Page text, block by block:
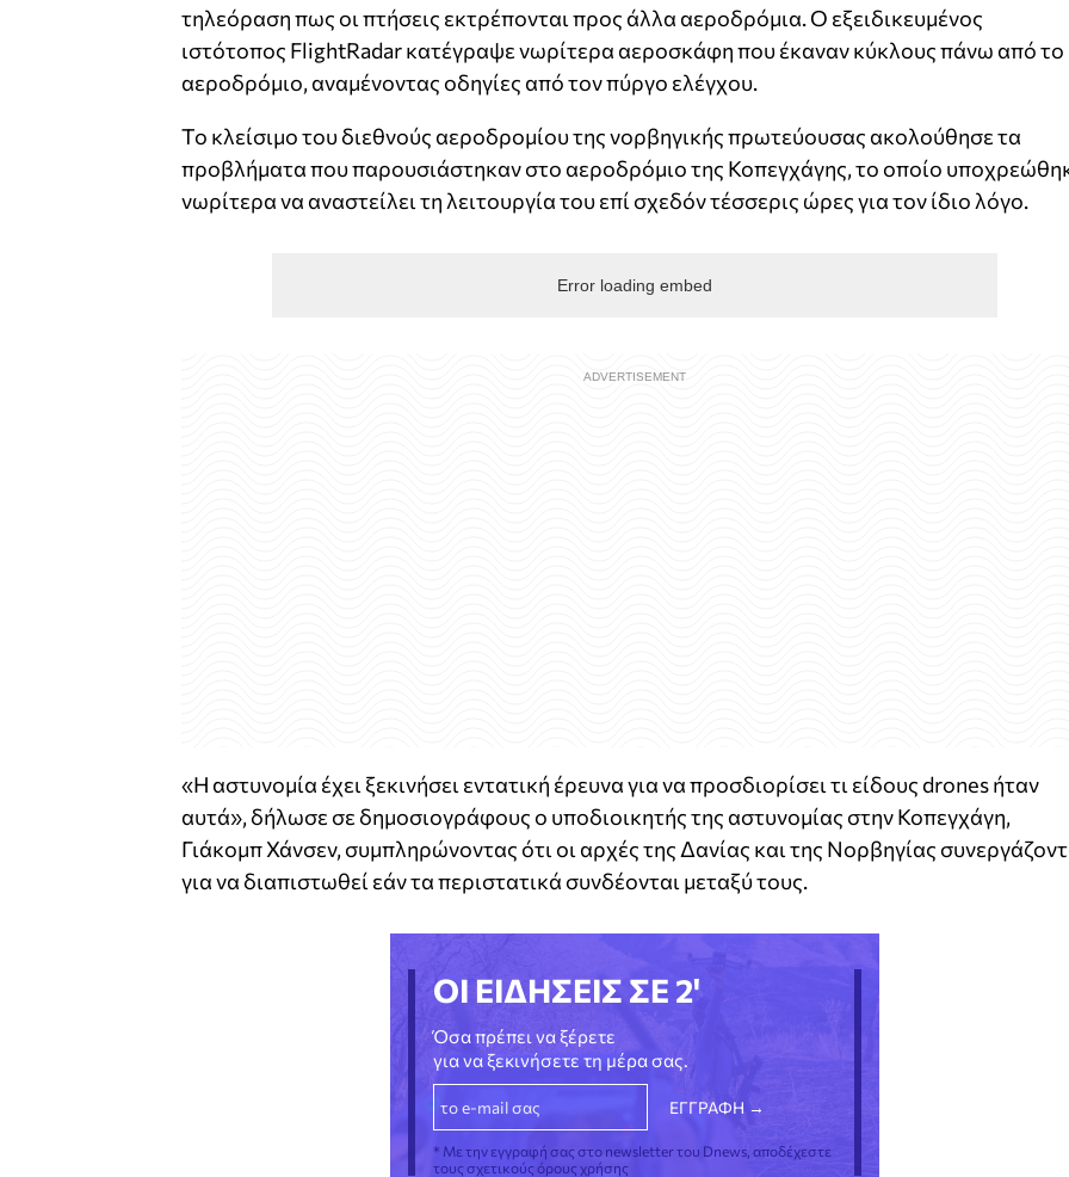
τηλεόραση πως οι πτήσεις εκτρέπονται προς άλλα αεροδρόμια. Ο εξειδικευμένος
ιστότοπος FlightRadar κατέγραψε νωρίτερα αεροσκάφη που έκαναν κύκλους πάνω από το
αεροδρόμιο, αναμένοντας οδηγίες από τον πύργο ελέγχου.
Το κλείσιμο του διεθνούς αεροδρομίου της νορβηγικής πρωτεύουσας ακολούθησε τα
προβλήματα που παρουσιάστηκαν στο αεροδρόμιο της Κοπεγχάγης, το οποίο
νωρίτερα να αναστείλει τη λειτουργία του επί σχεδόν τέσσερις ώρες για τον ίδιο λόγο.
Error loading embed
«Η αστυνομία έχει ξεκινήσει εντατική έρευνα για να προσδιορίσει τι είδους drones ήταν
αυτά», δήλωσε σε δημοσιογράφους ο υποδιοικητής της αστυνομίας στην Κοπεγχάγη,
Γιάκομπ Χάνσεν, συμπληρώνοντας ότι οι αρχές της Δανίας και της Νορβηγίας
για να διαπιστωθεί εάν τα περιστατικά συνδέονται μεταξύ τους.
ΟΙ ΕΙΔΗΣΕΙΣ ΣΕ 2'
Όσα πρέπει να ξέρετε
για να ξεκινήσετε τη μέρα σας.
* Με την εγγραφή σας στο newsletter του Dnews, αποδέχεστε
τους σχετικούς όρους χρήσης